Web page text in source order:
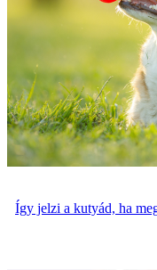
Így jelzi a kutyád, ha